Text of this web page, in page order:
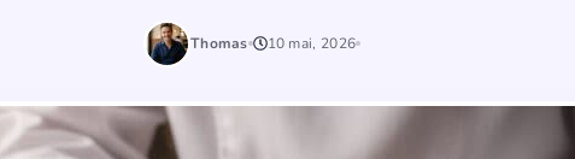
Thomas 10 mai, 2026